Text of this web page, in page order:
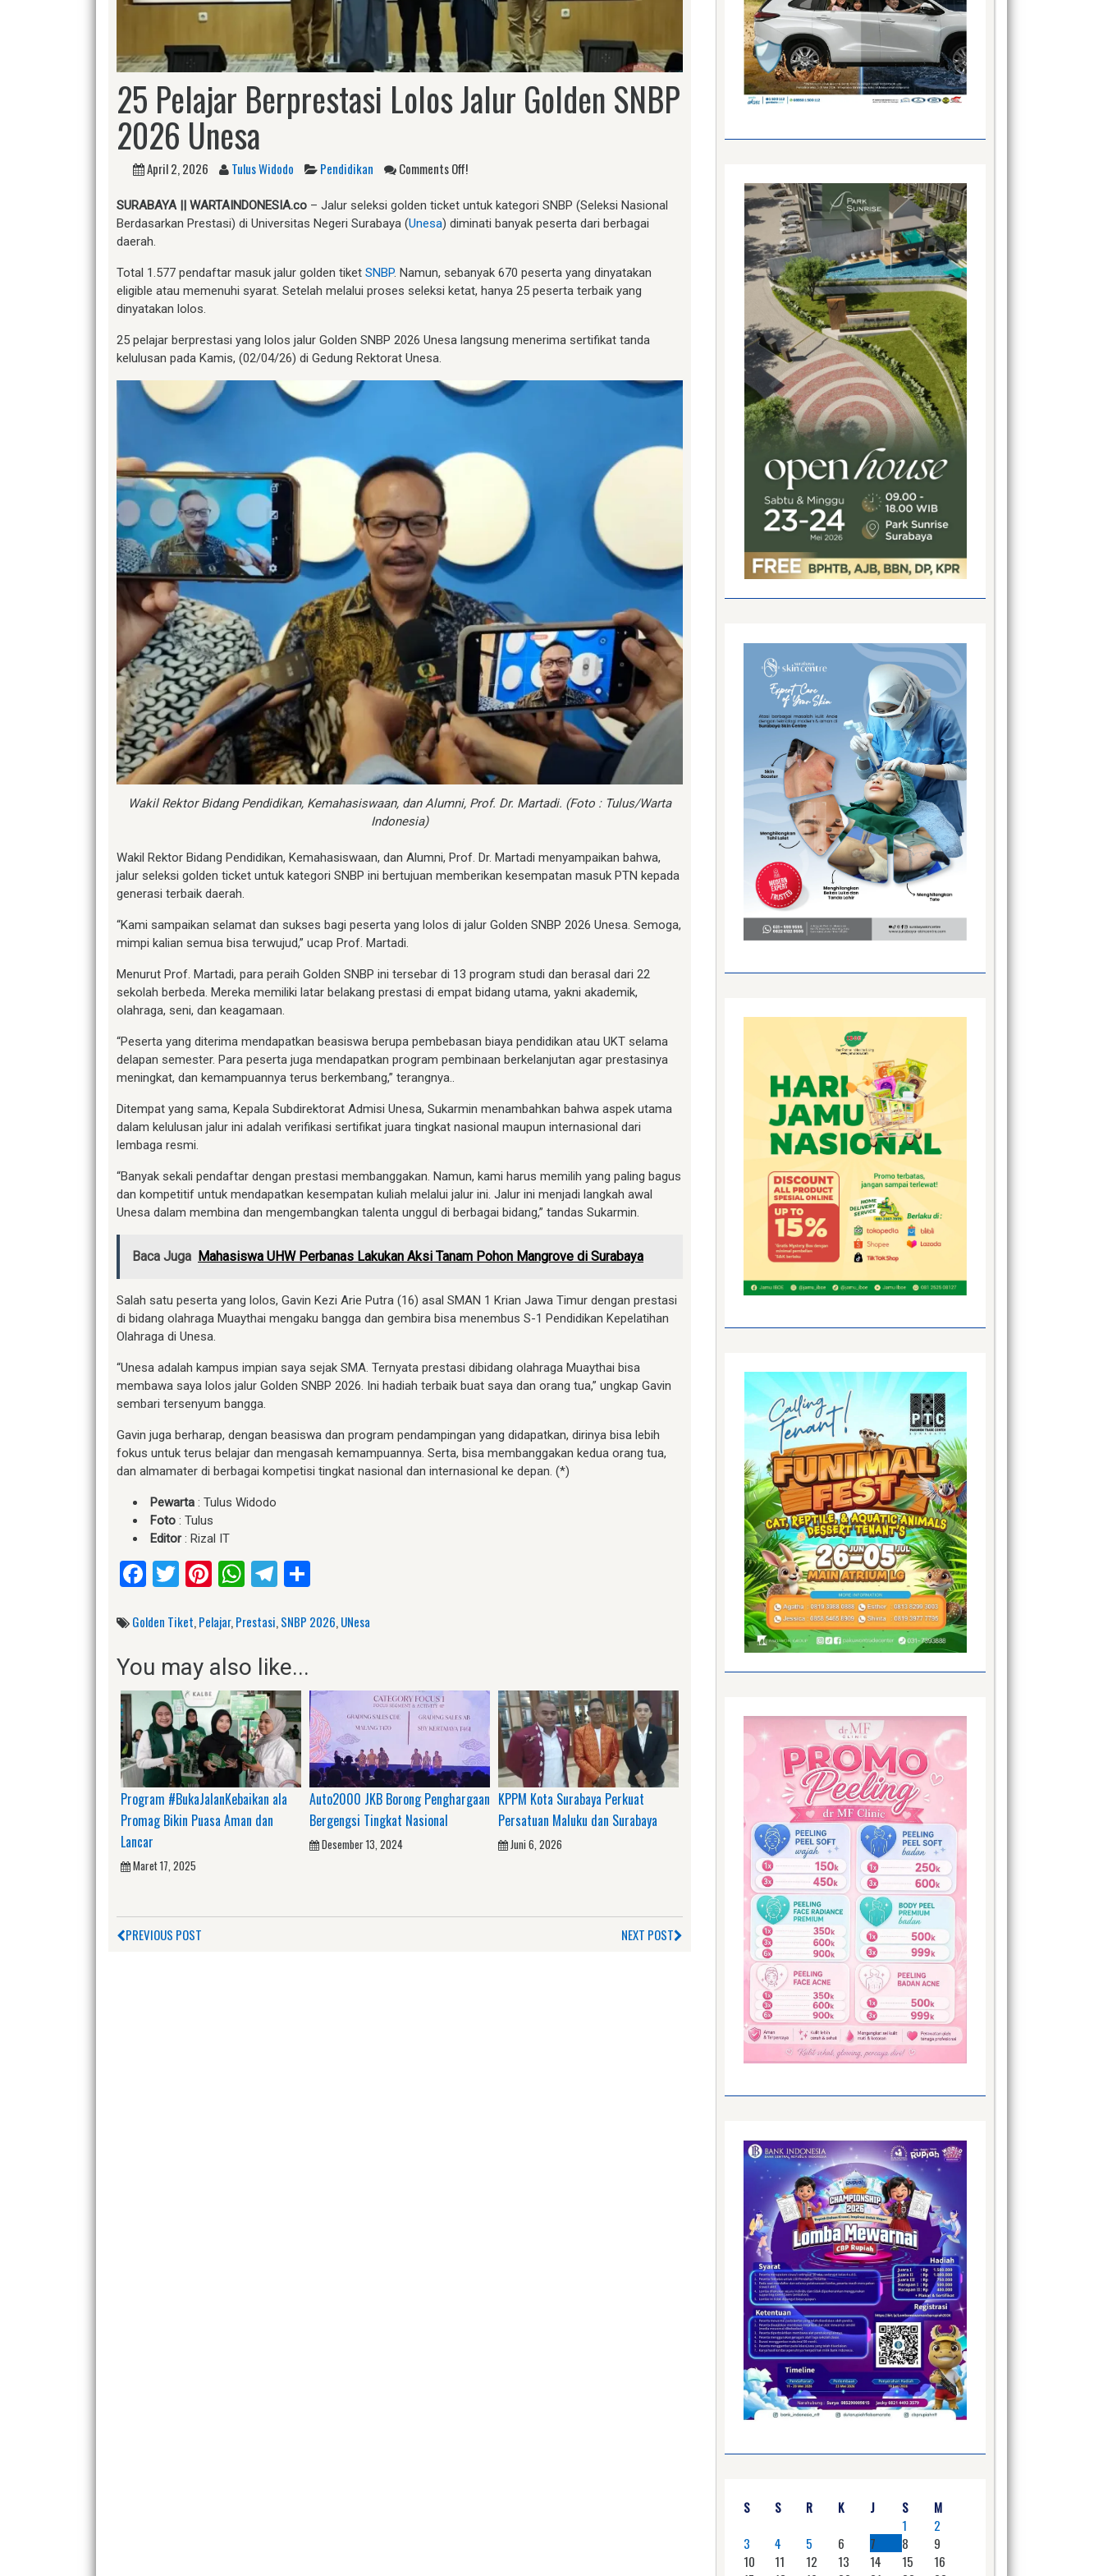
25 Pelajar Berprestasi Lolos Jalur Golden SNBP
2026 Unesa
April 2, 2026 Tulus Widodo Pendidikan Comments Off!
SURABAYA || WARTAINDONESIA.co – Jalur seleksi golden ticket untuk kategori SNBP (Seleksi Nasional
Berdasarkan Prestasi) di Universitas Negeri Surabaya (Unesa) diminati banyak peserta dari berbagai
daerah.
Total 1.577 pendaftar masuk jalur golden tiket SNBP. Namun, sebanyak 670 peserta yang dinyatakan
eligible atau memenuhi syarat. Setelah melalui proses seleksi ketat, hanya 25 peserta terbaik yang
dinyatakan lolos.
25 pelajar berprestasi yang lolos jalur Golden SNBP 2026 Unesa langsung menerima sertifikat tanda
kelulusan pada Kamis, (02/04/26) di Gedung Rektorat Unesa.
Wakil Rektor Bidang Pendidikan, Kemahasiswaan, dan Alumni, Prof. Dr. Martadi. (Foto : Tulus/Warta
Indonesia)
Wakil Rektor Bidang Pendidikan, Kemahasiswaan, dan Alumni, Prof. Dr. Martadi menyampaikan bahwa,
jalur seleksi golden ticket untuk kategori SNBP ini bertujuan memberikan kesempatan masuk PTN kepada
generasi terbaik daerah.
“Kami sampaikan selamat dan sukses bagi peserta yang lolos di jalur Golden SNBP 2026 Unesa. Semoga,
mimpi kalian semua bisa terwujud,” ucap Prof. Martadi.
Menurut Prof. Martadi, para peraih Golden SNBP ini tersebar di 13 program studi dan berasal dari 22
sekolah berbeda. Mereka memiliki latar belakang prestasi di empat bidang utama, yakni akademik,
olahraga, seni, dan keagamaan.
“Peserta yang diterima mendapatkan beasiswa berupa pembebasan biaya pendidikan atau UKT selama
delapan semester. Para peserta juga mendapatkan program pembinaan berkelanjutan agar prestasinya
meningkat, dan kemampuannya terus berkembang,” terangnya..
Ditempat yang sama, Kepala Subdirektorat Admisi Unesa, Sukarmin menambahkan bahwa aspek utama
dalam kelulusan jalur ini adalah verifikasi sertifikat juara tingkat nasional maupun internasional dari
lembaga resmi.
“Banyak sekali pendaftar dengan prestasi membanggakan. Namun, kami harus memilih yang paling bagus
dan kompetitif untuk mendapatkan kesempatan kuliah melalui jalur ini. Jalur ini menjadi langkah awal
Unesa dalam membina dan mengembangkan talenta unggul di berbagai bidang,” tandas Sukarmin.
Baca Juga Mahasiswa UHW Perbanas Lakukan Aksi Tanam Pohon Mangrove di Surabaya
Salah satu peserta yang lolos, Gavin Kezi Arie Putra (16) asal SMAN 1 Krian Jawa Timur dengan prestasi
di bidang olahraga Muaythai mengaku bangga dan gembira bisa menembus S-1 Pendidikan Kepelatihan
Olahraga di Unesa.
“Unesa adalah kampus impian saya sejak SMA. Ternyata prestasi dibidang olahraga Muaythai bisa
membawa saya lolos jalur Golden SNBP 2026. Ini hadiah terbaik buat saya dan orang tua,” ungkap Gavin
sembari tersenyum bangga.
Gavin juga berharap, dengan beasiswa dan program pendampingan yang didapatkan, dirinya bisa lebih
fokus untuk terus belajar dan mengasah kemampuannya. Serta, bisa membanggakan kedua orang tua,
dan almamater di berbagai kompetisi tingkat nasional dan internasional ke depan. (*)
Pewarta : Tulus Widodo
Foto : Tulus
Editor: Rizal IT
Facebook
Twitter
Pinterest
WhatsApp
Telegram
Golden Tiket,Pelajar,Prestasi,SNBP 2026,UNesa
You may also like...
Program #BukaJalanKebaikan ala
Promag Bikin Puasa Aman dan
Lancar
Maret 17, 2025
Auto2000 JKB Borong Penghargaan
Bergengsi Tingkat Nasional
Desember 13, 2024
KPPM Kota Surabaya Perkuat
Persatuan Maluku dan Surabaya
Juni 6, 2026
PREVIOUS POST NEXT POST
S S R K J S
M
1
2
3
4 5 6 7 8
9
10
11 12 13 14 15
16